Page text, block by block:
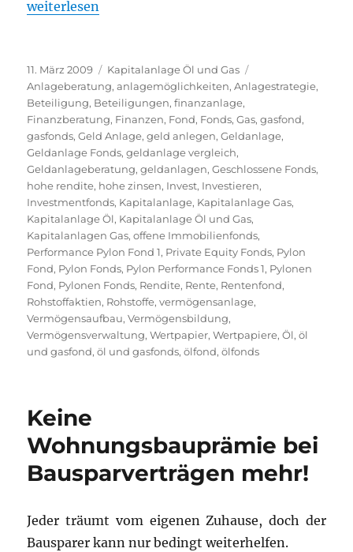
„„Pylon Fonds“ Ein beeindruckender Öel- und
weiterlesen
Veröffentlicht
am
11. März 2009 Kategorien
Kapitalanlage Öl und Gas
Anlageberatung,anlagemöglichkeiten,Anlagestrategie,
Beteiligung, Beteiligungen,finanzanlage,
Finanzberatung, Finanzen, Fond, Fonds,Gas,gasfond,
gasfonds,Geld Anlage,geld anlegen,Geldanlage,
Geldanlage Fonds,geldanlage vergleich,
Geldanlageberatung,geldanlagen,Geschlossene Fonds,
hohe rendite, hohe zinsen, Invest, Investieren,
Investmentfonds, Kapitalanlage, Kapitalanlage Gas,
Kapitalanlage Öl, Kapitalanlage Öl und Gas,
Kapitalanlagen Gas,offene Immobilienfonds,
Performance Pylon Fond 1, Private Equity Fonds, Pylon
Fond, Pylon Fonds, Pylon Performance Fonds 1, Pylonen
Fond, Pylonen Fonds, Rendite, Rente, Rentenfond,
Rohstoffaktien, Rohstoffe,vermögensanlage,
Vermögensaufbau,Vermögensbildung,
Vermögensverwaltung,Wertpapier,Wertpapiere,Öl,öl
und gasfond,öl und gasfonds,ölfond,ölfonds
Keine
Wohnungsbauprämie bei
Bausparverträgen mehr!
Jeder träumt vom eigenen Zuhause, doch der
Bausparer kann nur bedingt weiterhelfen.